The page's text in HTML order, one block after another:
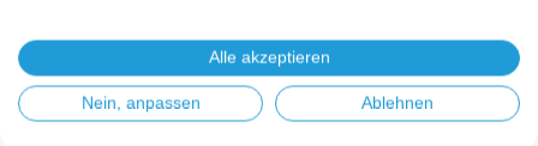
Fronius + BYD
GoodWe
GoodWe + GoodWe
GoodWe + BYD
Alle akzeptieren
Nein, anpassen Ablehnen